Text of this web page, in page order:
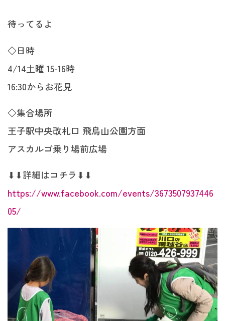
待ってるよ
◇日時
4/14土曜 15-16時
16:30からお花見
◇集合場所
王子駅中央改札口 飛鳥山公園方面
アスカルゴ乗り場前広場
⬇︎ ⬇︎詳細はコチラ ⬇︎ ⬇︎
https://www.facebook.com/events/3673507937446
05/